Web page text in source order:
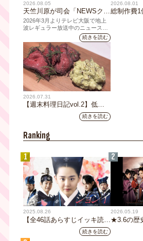
2026.08.05
天竺川原が司会「NEWSクラ
イシス」チャンネル登録者数
10万人突破！テレビ大阪の番
組史上最速記録を更新
2026年3月よりテレビ大阪で地上
波レギュラー放送中のニュース番
組「NEWSクライシス」が、この
たび2026年7月12日(日)に、
YouTubeチャンネル登録者数10万
人を達成しました。
続きを読む
2026.08.01
総制作費1
阪ネクス
第1弾採
2026.07.31
【週末料理日記vol.2】低温
調理機で作るローストビーフ
続きを読む
Ranking
1
2025.08.26
【全46話あらすじイッキ読
み】韓国ドラマ『火の女神
ジョンイ』｜テレビ大阪 9
続きを読む
2
2026.05.19
★3.6の歴
じ全32話
ラマ『